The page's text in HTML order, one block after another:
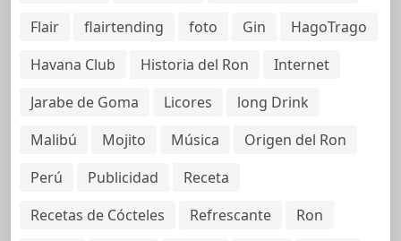
Flair
flairtending foto Gin
HagoTrago
Havana Club
Historia del Ron
Internet
Jarabe de Goma
Licores
long Drink
Malibú
Mojito Música
Origen del Ron
Perú
Publicidad
Receta
Recetas de Cócteles
Refrescante
Ron